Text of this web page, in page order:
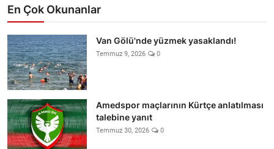
En Çok Okunanlar
Van Gölü'nde yüzmek yasaklandı!
Temmuz 9, 2026 0
Amedspor maçlarının Kürtçe anlatılması
talebine yanıt
Temmuz 30, 2026 0